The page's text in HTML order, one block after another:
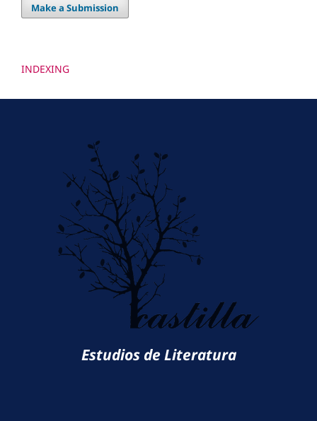
Make a Submission
INDEXING
Estudios de Literatura